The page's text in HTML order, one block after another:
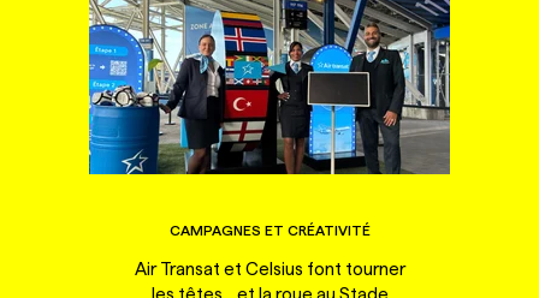
CAMPAGNES ET CRÉATIVITÉ
Air Transat et Celsius font tourner
les têtes... et la roue au Stade